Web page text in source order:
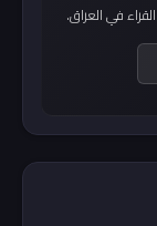
في العراق.